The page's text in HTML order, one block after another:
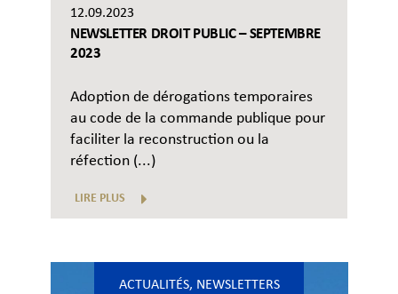
12.09.2023
NEWSLETTER DROIT PUBLIC – SEPTEMBRE
2023
Adoption de dérogations temporaires
au code de la commande publique pour
faciliter la reconstruction ou la
réfection (...)
LIRE PLUS
ACTUALITÉS, NEWSLETTERS